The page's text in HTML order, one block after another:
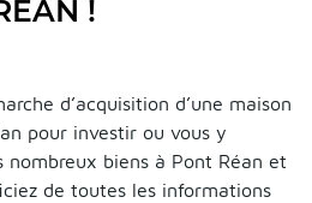
!
d’acquisition d’une maison
pour investir ou vous y
nombreux biens à Pont Réan et
de toutes les informations